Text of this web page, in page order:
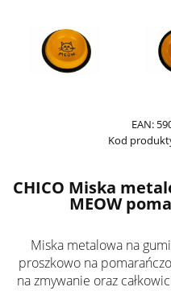
EAN:
Kod
CHICO Miska
MEOW
Miska metalowa na
proszkowo na
na zmywanie oraz